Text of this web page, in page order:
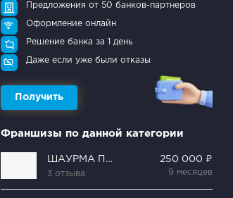
Предложения от 50 банков-партнеров
Оформление онлайн
Решение банка за 1 день
Даже если уже были отказы
Получить
Франшизы по данной категории
ШАУРМА ПО-БРАТСКИ
3 отзыва
250 000 ₽
9 месяцев